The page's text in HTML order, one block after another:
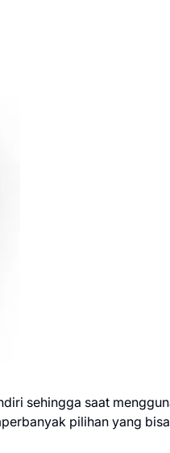
sehingga saat
pilihan yang